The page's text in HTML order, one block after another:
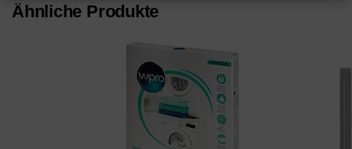
Ähnliche Produkte